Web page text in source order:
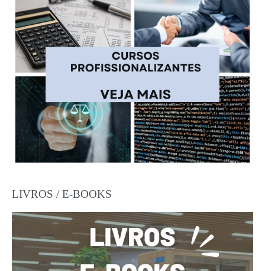
LIVROS / E-BOOKS